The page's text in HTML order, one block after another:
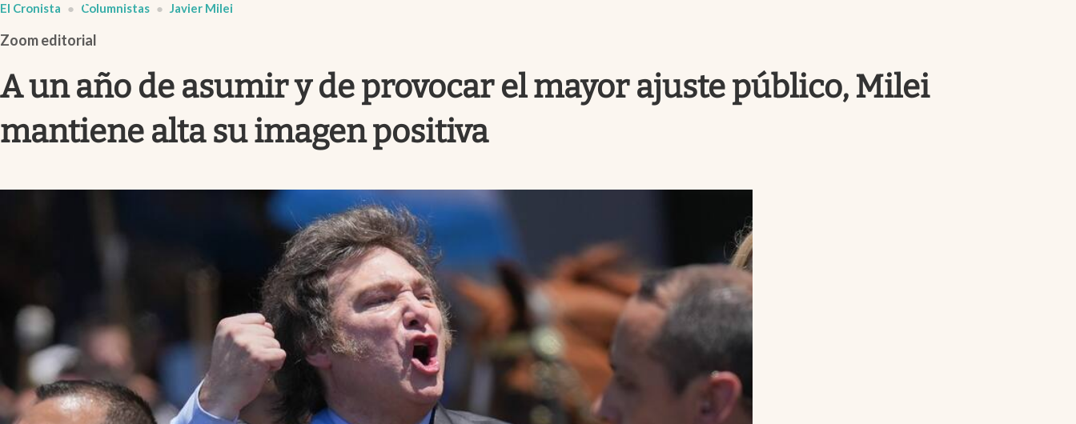
Infotechnology
Clase
Mundial 2026
Eventos Corporativos
Mediakit
El Cronista Columnistas Javier Milei
Zoom editorial
A un año de asumir y de provocar el mayor ajuste público, Milei
mantiene alta su imagen positiva